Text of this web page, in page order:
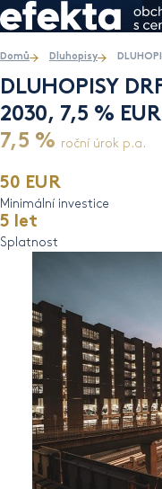
Domů Dluhopisy
DLUHOPISY
2030, 7,5 % EUR
7,5 %
roční úrok p.a.
50 EUR
Minimální investice
5 let
Splatnost